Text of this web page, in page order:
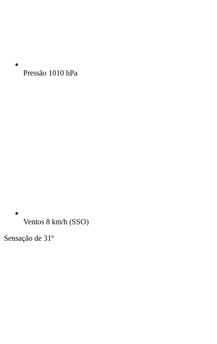
Pressão 1010 hPa
Ventos 8 km/h (SSO)
Sensação de 31º